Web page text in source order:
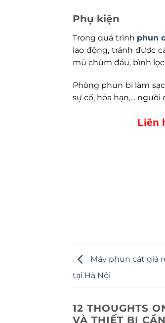
Phụ kiện
Trong quá trình phun
lao động, tránh được
mũ chùm đầu, bình
Phòng phun bi làm
sự cố, hỏa hạn,…
Liên
Máy phun cát giá
tại Hà Nội
12 THOUGHTS
VÀ THIẾT BỊ